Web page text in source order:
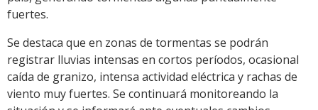
fuertes.
Se destaca que en zonas de tormentas se podrán
registrar lluvias intensas en cortos períodos, ocasional
caída de granizo, intensa actividad eléctrica y rachas de
viento muy fuertes. Se continuará monitoreando la